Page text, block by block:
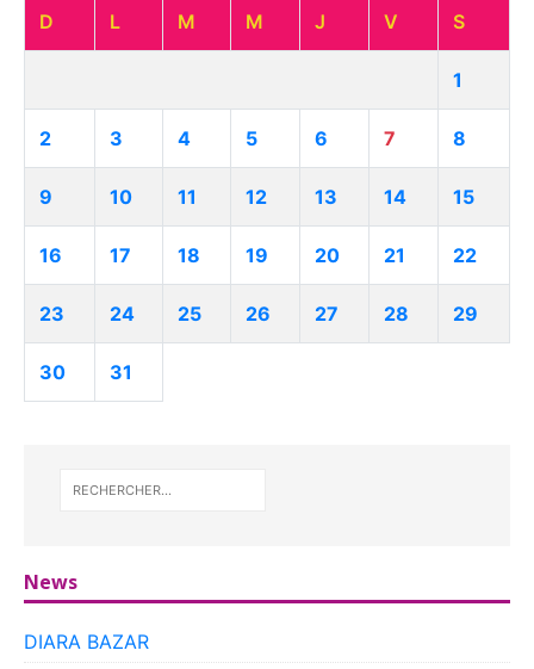
D L M M J V S
1
2 3 4 5 6 7 8
9 10 11 12 13 14 15
16 17 18 19 20 21 22
23 24 25 26 27 28 29
30 31
News
DIARA BAZAR